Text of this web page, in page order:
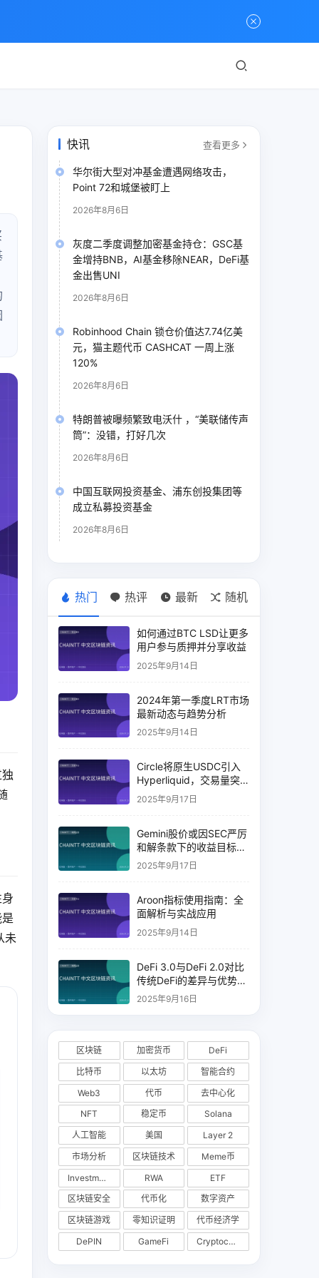
未
快讯 查看更多
华尔街大型对冲基金遭遇网络攻击，
Point 72和城堡被盯上
2026年8月6日
灰度二季度调整加密基金持仓：GSC基
金增持BNB，AI基金移除NEAR，DeFi基
金出售UNI
2026年8月6日
Robinhood Chain 锁仓价值达7.74亿美
元，猫主题代币 CASHCAT 一周上涨
120%
2026年8月6日
特朗普被曝频繁致电沃什 ，“美联储传声
筒”：没错，打好几次
2026年8月6日
中国互联网投资基金、浦东创投集团等
成立私募投资基金
2026年8月6日
热门 热评 最新 随机
如何通过BTC LSD让更多
用户参与质押并分享收益
2025年9月14日
2024年第一季度LRT市场
最新动态与趋势分析
2025年9月14日
Circle将原生USDC引入
Hyperliquid，交易量突
破币安14%
2025年9月17日
Gemini股价或因SEC严厉
和解条款下的收益目标破
灭而下跌
2025年9月17日
Aroon指标使用指南：全
面解析与实战应用
2025年9月14日
DeFi 3.0与DeFi 2.0对比
传统DeFi的差异与优势分
析
2025年9月16日
区块链 加密货币
DeFi
比特币
以太坊
智能合约
Web3
代币
去中心化
NFT
稳定币
Solana
人工智能
美国
Layer 2
市场分析
区块链技术
Meme币
Investments
RWA
ETF
区块链安全
代币化
数字资产
区块链游戏
零知识证明
代币经济学
DePIN
GameFi Cryptocurrency Exchange